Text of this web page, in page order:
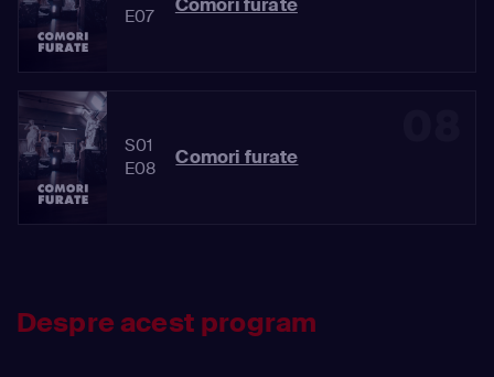
E07
S01
E08
Comori furate
Despre acest program